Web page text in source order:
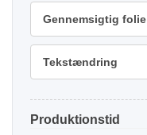
Gennemsigtig folie
Tekstændring
Produktionstid